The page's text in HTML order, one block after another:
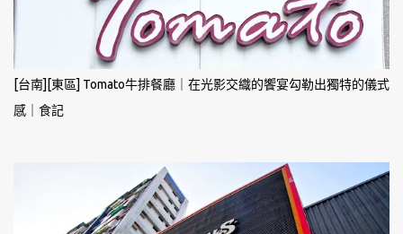
[台南][東區] Tomato牛排餐廳｜在光影交織的饗宴勾勒出獨特的儀式
感｜食記